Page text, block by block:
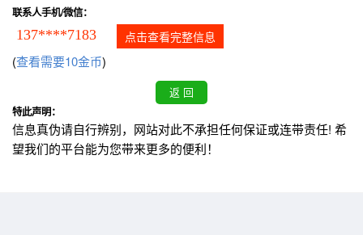
联系人手机/微信：
137****7183 点击查看完整信息
(查看需要10金币)
特此声明：
信息真伪请自行辨别，网站对此不承担任何保证或连带责任! 希
望我们的平台能为您带来更多的便利！